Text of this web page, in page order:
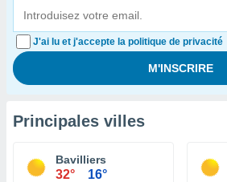
J'ai lu et j'accepte la politique de privacité
Principales villes
Bavilliers
32° 16°